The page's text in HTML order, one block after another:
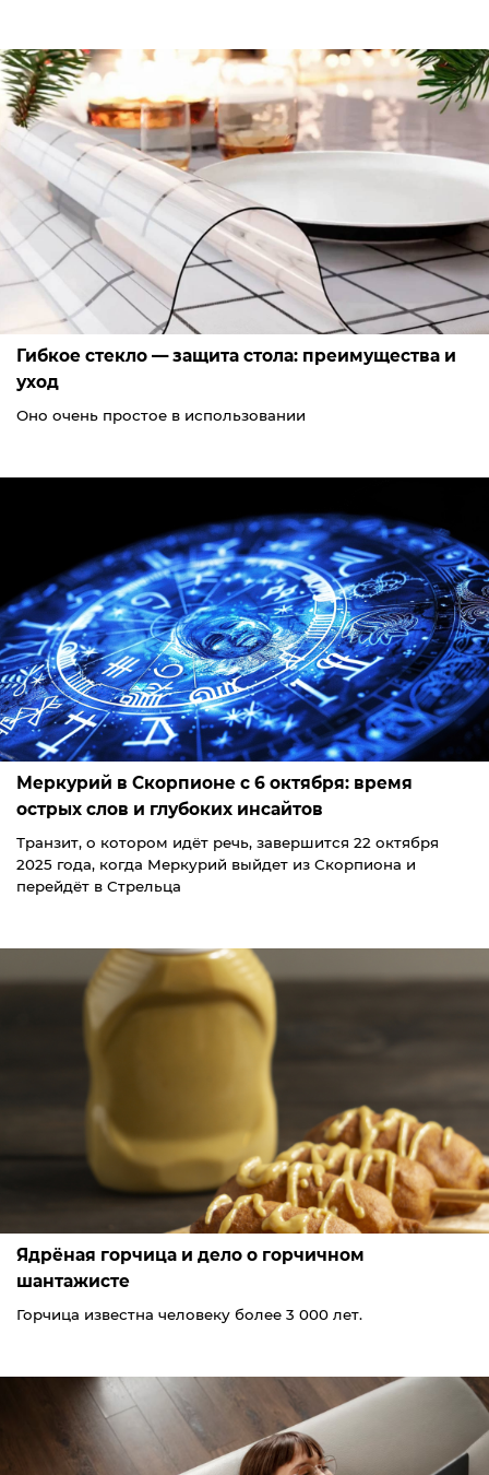
Гибкое стекло — защита стола: преимущества и
уход
Оно очень простое в использовании
Меркурий в Скорпионе с 6 октября: время
острых слов и глубоких инсайтов
Транзит, о котором идёт речь, завершится 22 октября
2025 года, когда Меркурий выйдет из Скорпиона и
перейдёт в Стрельца
Ядрёная горчица и дело о горчичном
шантажисте
Горчица известна человеку более 3 000 лет.